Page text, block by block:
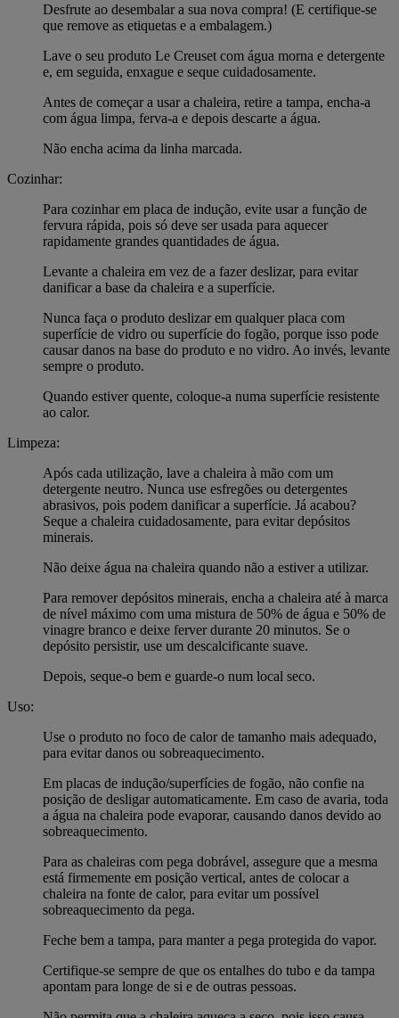
Desfrute ao desembalar a sua nova compra! (E certifique-se
que remove as etiquetas e a embalagem.)
Lave o seu produto Le Creuset com água morna e detergente
e, em seguida, enxague e seque cuidadosamente.
Antes de começar a usar a chaleira, retire a tampa, encha-a
com água limpa, ferva-a e depois descarte a água.
Não encha acima da linha marcada.
Cozinhar:
Para cozinhar em placa de indução, evite usar a função de
fervura rápida, pois só deve ser usada para aquecer
rapidamente grandes quantidades de água.
Levante a chaleira em vez de a fazer deslizar, para evitar
danificar a base da chaleira e a superfície.
Nunca faça o produto deslizar em qualquer placa com
superfície de vidro ou superfície do fogão, porque isso pode
causar danos na base do produto e no vidro. Ao invés, levante
sempre o produto.
Quando estiver quente, coloque-a numa superfície resistente
ao calor.
Limpeza:
Após cada utilização, lave a chaleira à mão com um
detergente neutro. Nunca use esfregões ou detergentes
abrasivos, pois podem danificar a superfície. Já acabou?
Seque a chaleira cuidadosamente, para evitar depósitos
minerais.
Não deixe água na chaleira quando não a estiver a utilizar.
Para remover depósitos minerais, encha a chaleira até à marca
de nível máximo com uma mistura de 50% de água e 50% de
vinagre branco e deixe ferver durante 20 minutos. Se o
depósito persistir, use um descalcificante suave.
Depois, seque-o bem e guarde-o num local seco.
Uso:
Use o produto no foco de calor de tamanho mais adequado,
para evitar danos ou sobreaquecimento.
Em placas de indução/superfícies de fogão, não confie na
posição de desligar automaticamente. Em caso de avaria, toda
a água na chaleira pode evaporar, causando danos devido ao
sobreaquecimento.
Para as chaleiras com pega dobrável, assegure que a mesma
está firmemente em posição vertical, antes de colocar a
chaleira na fonte de calor, para evitar um possível
sobreaquecimento da pega.
Feche bem a tampa, para manter a pega protegida do vapor.
Certifique-se sempre de que os entalhes do tubo e da tampa
apontam para longe de si e de outras pessoas.